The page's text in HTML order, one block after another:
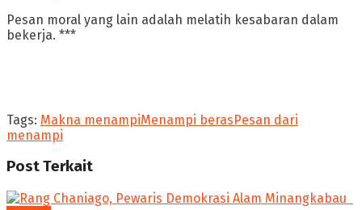
‎Pesan moral yang lain adalah melatih kesabaran dalam
bekerja. ***
Tags: Makna menampiMenampi berasPesan dari
menampi
PostTerkait